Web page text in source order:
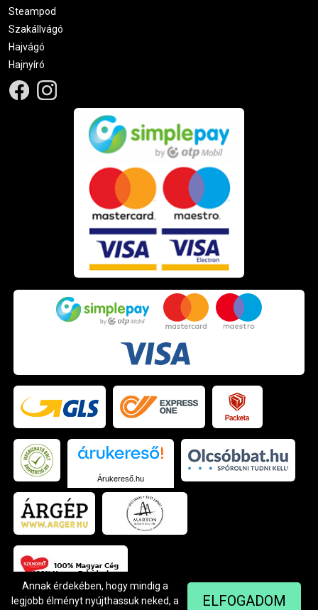
Steampod
Szakállvágó
Hajvágó
Hajnyíró
Árukereső.hu
ELFOGADOM
Annak érdekében, hogy mindig a
legjobb élményt nyújthassuk neked, a